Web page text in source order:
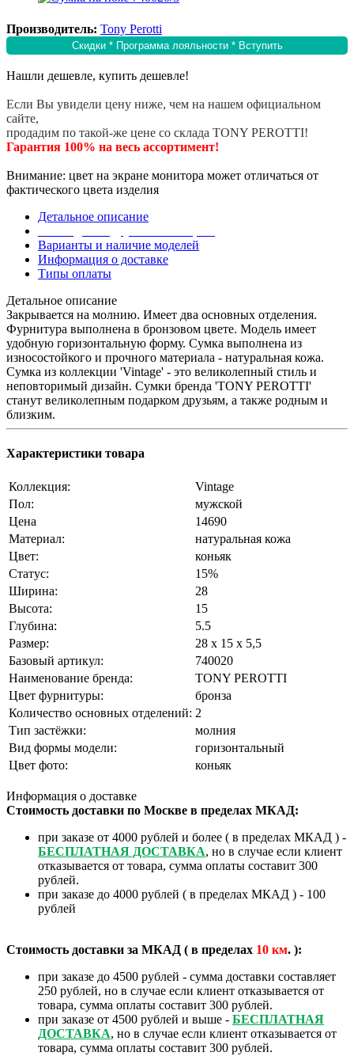
Производитель: Tony Perotti
Скидки * Программа лояльности * Вступить
Нашли дешевле, купить дешевле!
Если Вы увидели цену ниже, чем на нашем официальном
сайте,
продадим по такой-же цене со склада TONY PEROTTI!
Гарантия 100% на весь ассортимент!
Внимание: цвет на экране монитора может отличаться от
фактического цвета изделия
Детальное описание
Варианты и наличие моделей
Информация о доставке
Типы оплаты
Детальное описание
Закрывается на молнию. Имеет два основных отделения.
Фурнитура выполнена в бронзовом цвете. Модель имеет
удобную горизонтальную форму. Сумка выполнена из
износостойкого и прочного материала - натуральная кожа.
Сумка из коллекции 'Vintage' - это великолепный стиль и
неповторимый дизайн. Сумки бренда 'TONY PEROTTI'
станут великолепным подарком друзьям, а также родным и
близким.
Характеристики товара
Коллекция:
Vintage
Пол:
мужской
Цена
14690
Материал:
натуральная кожа
Цвет:
коньяк
Статус:
15%
Ширина:
28
Высота:
15
Глубина:
5.5
Размер:
28 x 15 x 5,5
Базовый артикул:
740020
Наименование бренда:
TONY PEROTTI
Цвет фурнитуры:
бронза
Количество основных отделений: 2
Тип застёжки:
молния
Вид формы модели:
горизонтальный
Цвет фото:
коньяк
Информация о доставке
Стоимость доставки по Москве в пределах МКАД:
при заказе от 4000 рублей и более ( в пределах МКАД ) -
БЕСПЛАТНАЯ ДОСТАВКА, но в случае если клиент
отказывается от товара, сумма оплаты составит 300
рублей.
при заказе до 4000 рублей ( в пределах МКАД ) - 100
рублей
Стоимость доставки за МКАД ( в пределах 10 км. ):
при заказе до 4500 рублей - сумма доставки составляет
250 рублей, но в случае если клиент отказывается от
товара, сумма оплаты составит 300 рублей.
при заказе от 4500 рублей и выше - БЕСПЛАТНАЯ
ДОСТАВКА, но в случае если клиент отказывается от
товара, сумма оплаты составит 300 рублей.